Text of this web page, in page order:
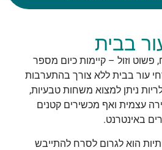
בבית
וזול – קיימות כיום מספר
עור בבית ללא צורך בהתערבות
ניתן למצוא משחות טבעיות,
עצמית ואף מכשירים קטנים
באינטרנט.
הוא לגרום לסרח להתייבש